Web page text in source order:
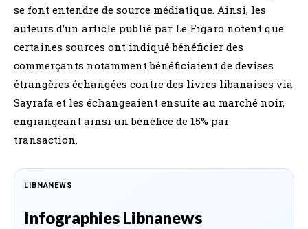
se font entendre de source médiatique. Ainsi, les
auteurs d’un article publié par Le Figaro notent que
certaines sources ont indiqué bénéficier des
commerçants notamment bénéficiaient de devises
étrangères échangées contre des livres libanaises via
Sayrafa et les échangeaient ensuite au marché noir,
engrangeant ainsi un bénéfice de 15% par
transaction.
LIBNANEWS
Infographies Libnanews